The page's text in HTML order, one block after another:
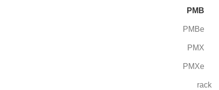
PMB
PMBe
PMX
PMXe
rack